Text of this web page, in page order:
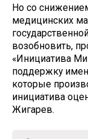
Но со
медицинских
возобновить,
«Инициатива
поддержку
которые
инициатива
Жигарев.